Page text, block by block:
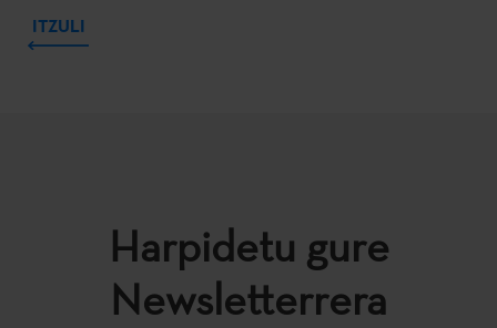
ITZULI
Harpidetu gure
Newsletterrera